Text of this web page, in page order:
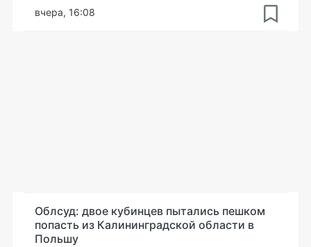
вчера, 16:08
Облсуд: двое кубинцев пытались пешком
попасть из Калининградской области в
Польшу